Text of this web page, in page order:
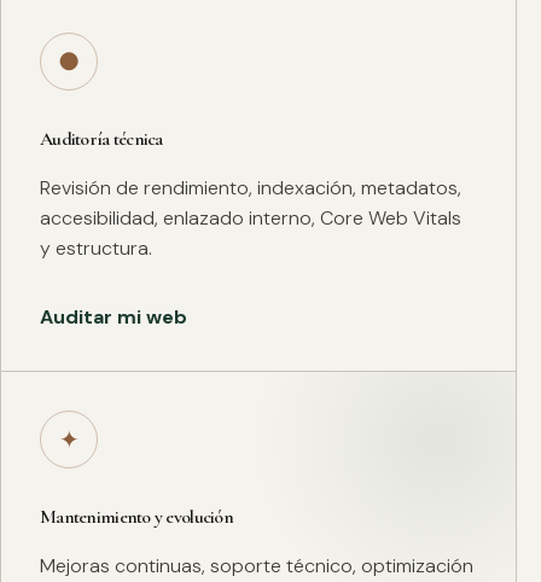
●
Auditoría técnica
Revisión de rendimiento, indexación, metadatos,
accesibilidad, enlazado interno, Core Web Vitals
y estructura.
Auditar mi web
✦
Mantenimiento y evolución
Mejoras continuas, soporte técnico, optimización